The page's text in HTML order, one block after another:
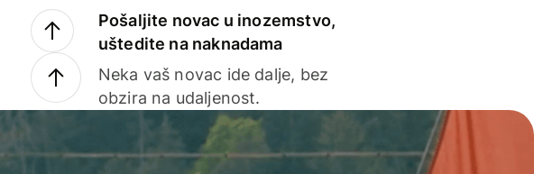
Pošaljite novac u inozemstvo,
uštedite na naknadama
Neka vaš novac ide dalje, bez
obzira na udaljenost.